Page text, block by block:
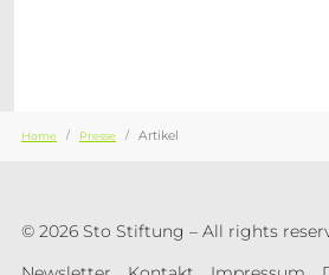
Home Presse Artikel
© 2026 Sto Stiftung – All rights